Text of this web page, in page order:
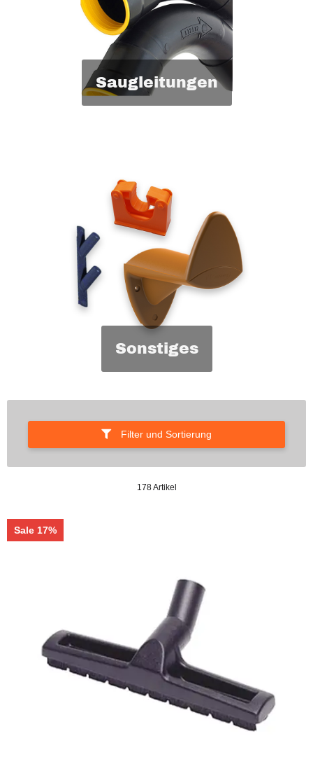
Saugleitungen
Sonstiges
Filter und Sortierung
178 Artikel
Sale 17%